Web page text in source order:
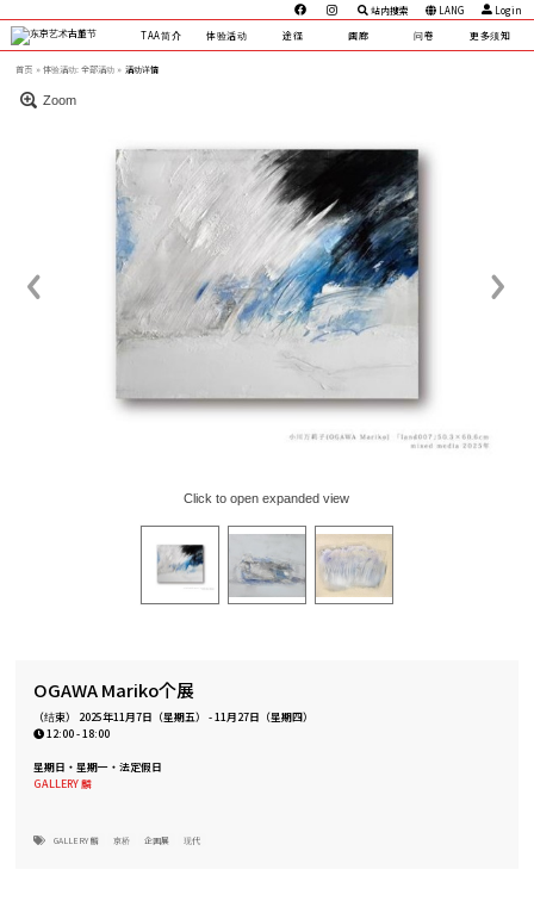
站内搜索 LANG
Login
TAA简介
体验活动 途径 画廊 问卷 更多须知
首页 体验活动:全部活动 » 活动详情
Zoom
Click to open expanded view
OGAWA Mariko个展
（结束） 2025年11月7日（星期五）-11月27日（星期四）
12:00 - 18:00
星期日・星期一・法定假日
GALLERY 麟
GALLERY 麟 京桥 企画展 现代